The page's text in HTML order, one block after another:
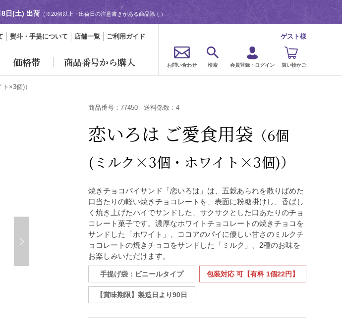
8日(土) 出荷 （※20個以上・出荷日の注意書きがある商品除く）
熨斗・手提について 店舗一覧 ご利用ガイド
価格帯 商品番号から購入
ゲスト様
お問い合わせ 検索 会員登録・ログイン 買い物かご
×3個)）
商品番号： 77450 送料係数： 4
恋いろは ご愛食用袋 （6個
(ミルク×3個・ホワイト×3個)）
焼きチョコパイサンド「恋いろは」は、五穀あられを散りばめた
口当たりの軽い焼きチョコレートを、表面に粉糖掛けし、香ばし
く焼き上げたパイでサンドした、サクサクとした口あたりのチョ
コレート菓子です。濃厚なホワイトチョコレートの焼きチョコを
サンドした「ホワイト」、ココアのパイに優しい甘さのミルクチ
ョコレートの焼きチョコをサンドした「ミルク」、2種のお味を
お楽しみいただけます。
手提げ袋：ビニールタイプ 包装対応 可【有料 1個22円】
【賞味期限】製造日より90日